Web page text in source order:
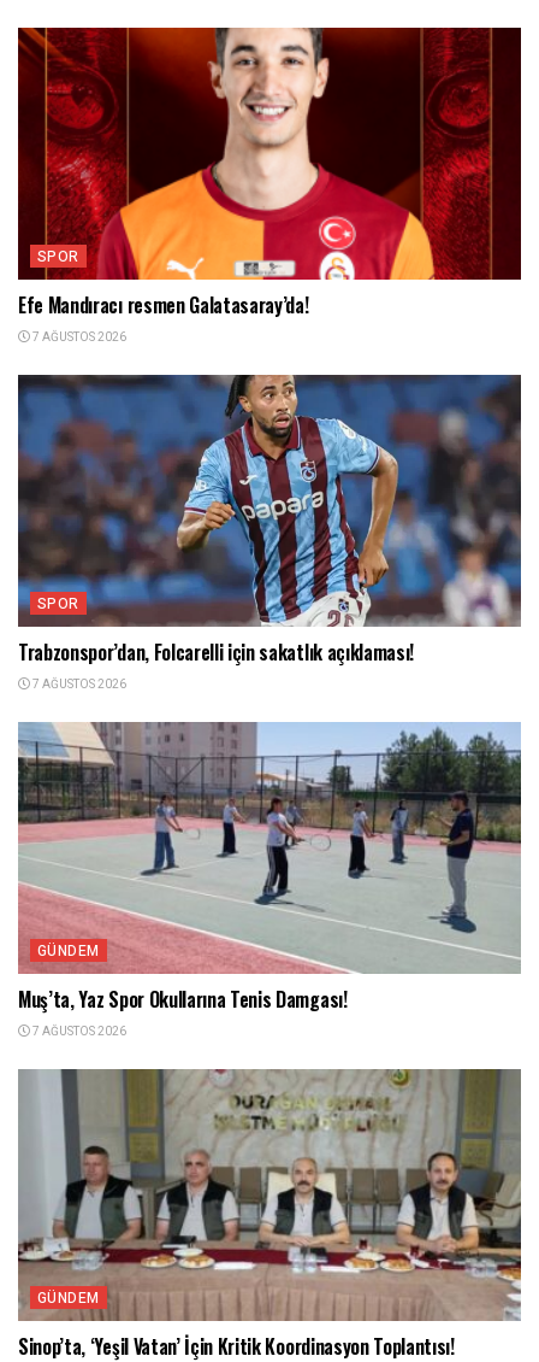
SPOR
Efe Mandıracı resmen Galatasaray’da!
7 AĞUSTOS 2026
SPOR
Trabzonspor’dan, Folcarelli için sakatlık açıklaması!
7 AĞUSTOS 2026
GÜNDEM
Muş’ta, Yaz Spor Okullarına Tenis Damgası!
7 AĞUSTOS 2026
GÜNDEM
Sinop’ta, ‘Yeşil Vatan’ İçin Kritik Koordinasyon Toplantısı!